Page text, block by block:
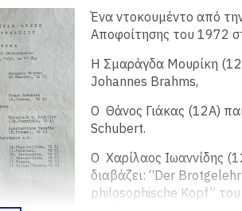
Ένα ντοκουμέντο από
Αποφοίτησης του 1972
Η Σμαράγδα Μουρίκη
Johannes Brahms,
Ο Θάνος Γιάκας (12A)
Schubert.
Ο Χαρίλαος Ιωαννίδης
διαβάζει: “Der
philosophische Kopf” του